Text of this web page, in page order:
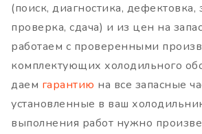
(поиск, диагностика, дефектовка,
проверка, сдача) и из цен на
работаем с проверенными
комплектующих холодильного
даем гарантию на все запасные
установленные в ваш
выполнения работ нужно